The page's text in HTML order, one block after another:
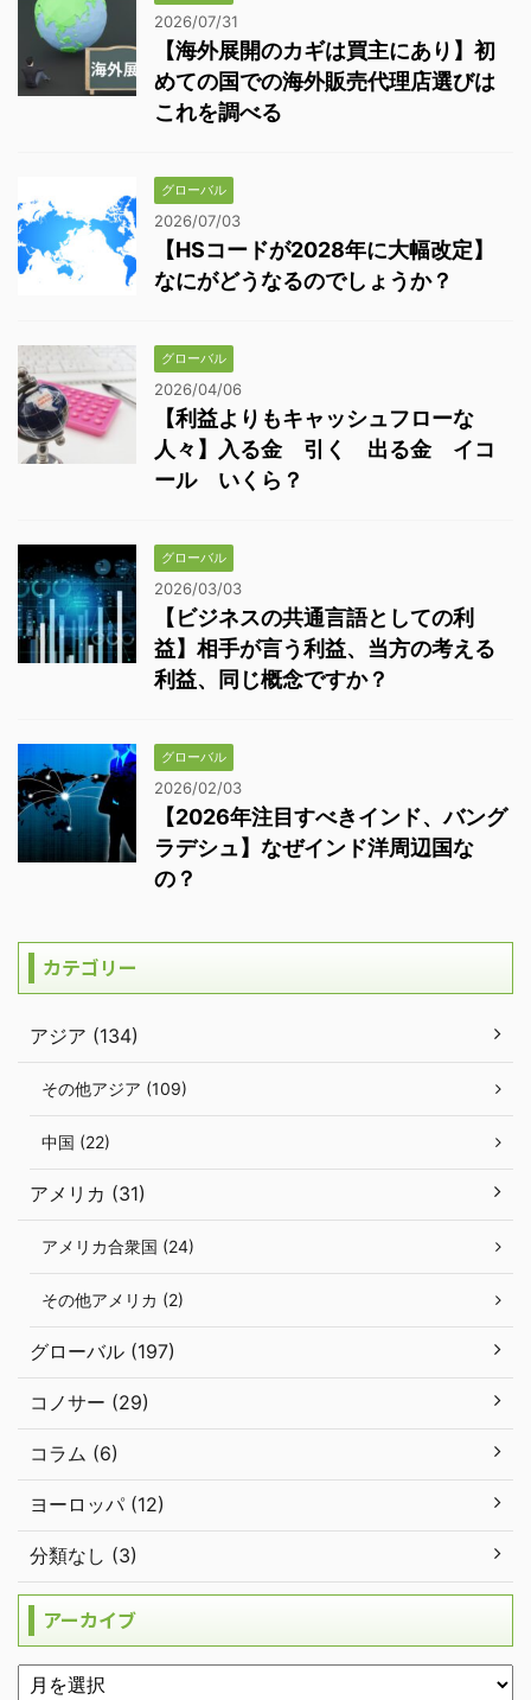
2026/07/31
【海外展開のカギは買主にあり】初
めての国での海外販売代理店選びは
これを調べる
グローバル
2026/07/03
【HSコードが2028年に大幅改定】
なにがどうなるのでしょうか？
グローバル
2026/04/06
【利益よりもキャッシュフローな
人々】入る金 引く 出る金 イコ
ール いくら？
グローバル
2026/03/03
【ビジネスの共通言語としての利
益】相手が言う利益、当方の考える
利益、同じ概念ですか？
グローバル
2026/02/03
【2026年注目すべきインド、バング
ラデシュ】なぜインド洋周辺国な
の？
カテゴリー
アジア (134)
その他アジア (109)
中国 (22)
アメリカ (31)
アメリカ合衆国 (24)
その他アメリカ (2)
グローバル (197)
コノサー (29)
コラム (6)
ヨーロッパ (12)
分類なし (3)
アーカイブ